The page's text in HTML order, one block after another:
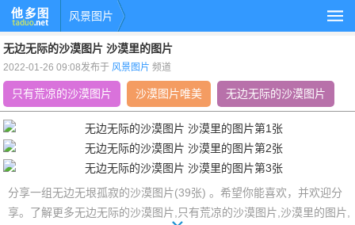
风景图片
无边无际的沙漠图片 沙漠里的图片
2022-01-26 09:08发布于 风景图片 频道
只有荒凉的沙漠图片 沙漠图片唯美 无边无际的沙漠图片
分享一组无边无垠孤寂的沙漠图片(39张) 。希望你能喜欢，并欢迎分
享。了解更多无边无际的沙漠图片,只有荒凉的沙漠图片,沙漠里的图片,